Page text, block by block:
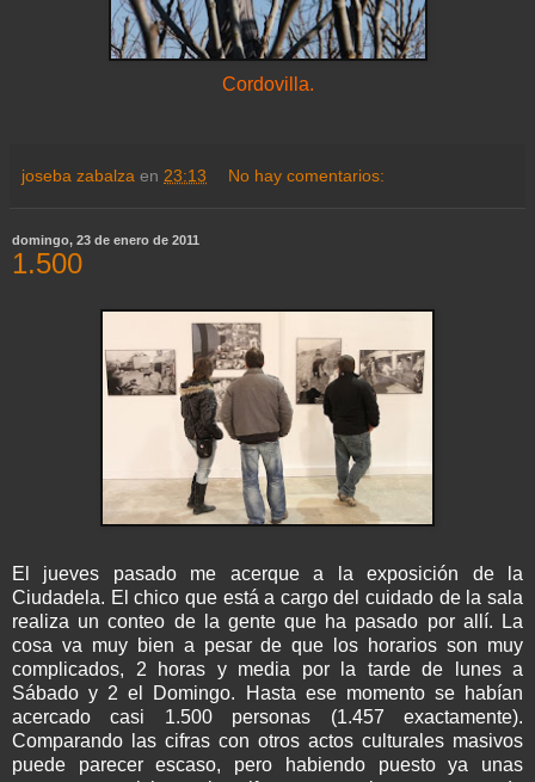
Cordovilla.
joseba zabalza en 23:13 No hay comentarios:
domingo, 23 de enero de 2011
1.500
El jueves pasado me acerque a la exposición de la
Ciudadela. El chico que está a cargo del cuidado de la sala
realiza un conteo de la gente que ha pasado por allí. La
cosa va muy bien a pesar de que los horarios son muy
complicados, 2 horas y media por la tarde de lunes a
Sábado y 2 el Domingo. Hasta ese momento se habían
acercado casi 1.500 personas (1.457 exactamente).
Comparando las cifras con otros actos culturales masivos
puede parecer escaso, pero habiendo puesto ya unas